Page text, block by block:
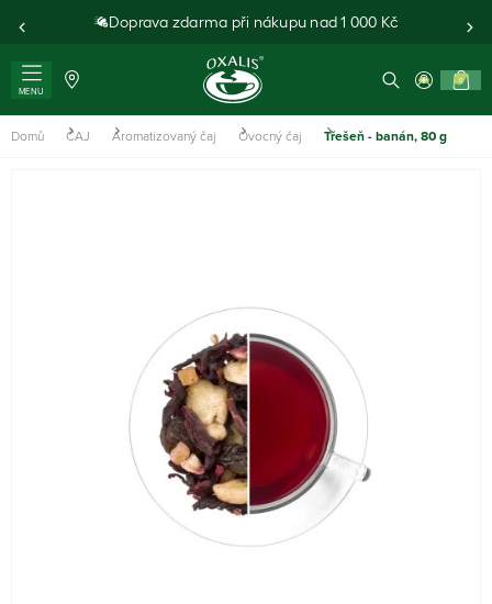
Doprava zdarma při nákupu nad 1 000 Kč
MENU
0
Domů ČAJ Aromatizovaný čaj Ovocný čaj Třešeň - banán, 80 g